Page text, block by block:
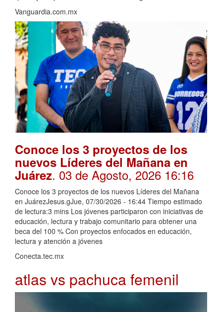
Vanguardia.com.mx
Conoce los 3 proyectos de los
nuevos Líderes del Mañana en
Juárez. 03 de Agosto, 2026 16:16
Conoce los 3 proyectos de los nuevos Líderes del Mañana
en JuárezJesus.gJue, 07/30/2026 - 16:44 Tiempo estimado
de lectura:3 mins Los jóvenes participaron con iniciativas de
educación, lectura y trabajo comunitario para obtener una
beca del 100 % Con proyectos enfocados en educación,
lectura y atención a jóvenes
Conecta.tec.mx
atlas vs pachuca femenil